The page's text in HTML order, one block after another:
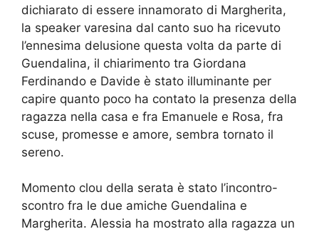
dichiarato di essere innamorato di Margherita,
la speaker varesina dal canto suo ha ricevuto
l’ennesima delusione questa volta da parte di
Guendalina, il chiarimento tra Giordana
Ferdinando e Davide è stato illuminante per
capire quanto poco ha contato la presenza della
ragazza nella casa e fra Emanuele e Rosa, fra
scuse, promesse e amore, sembra tornato il
sereno.
Momento clou della serata è stato l’incontro-
scontro fra le due amiche Guendalina e
Margherita. Alessia ha mostrato alla ragazza un